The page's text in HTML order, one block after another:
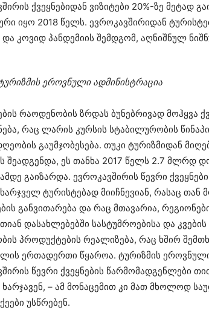
ქვეყნებიდან ვიზიტები 20%-ზე მეტად
იყო 2018 წელს. ევროკავშირიდან
და კოვიდ პანდემიის შემდგომ, აღნიშნულ
ეროვნული ადმინისტრაცია
რაოდენობის ზრდას ბუნებრივად მოჰყვა
რაც ლარის კურსის სტაბილურობის
გაუმჯობესება. თუკი ტურიზმიდან
ეს თანხა 2017 წელს 2.7 მლრდ
გაიზარდა. ევროკავშირის წევრი
ტურისტებად მიიჩნევიან, რასაც თან
განვითარება და რაც მთავარია,
დასახლებებში სასტუმროებისა და
პროდუქტების რეალიზება, რაც ხშირ
ერთადერთი წყაროა. ტურიზმის
წევრი ქვეყნების წარმომადგენლები
ხარჯავენ, – ამ მონაცემით კი მათ მხოლოდ
უსწრებენ.